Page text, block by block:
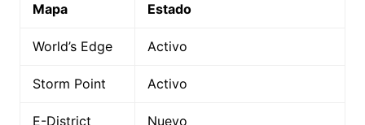
Mapa Estado
World’s Edge Activo
Storm Point Activo
E-District Nuevo